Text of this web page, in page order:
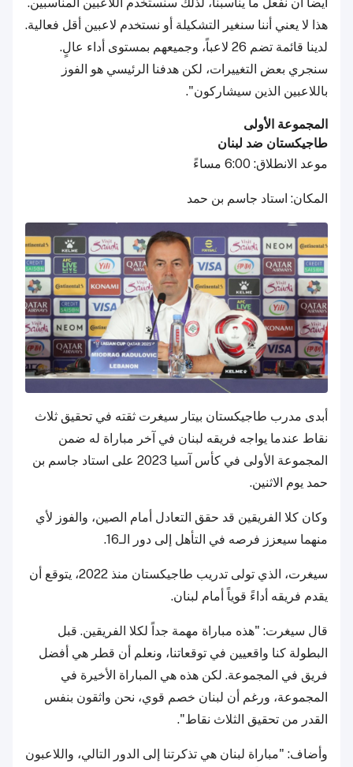
هذا لا يعني أننا سنغير التشكيلة أو نستخدم لاعبين أقل فعالية.
لدينا قائمة تضم 26 لاعباً، وجميعهم بمستوى أداء عالٍ.
سنجري بعض التغييرات، لكن هدفنا الرئيسي هو الفوز
باللاعبين الذين سيشاركون".
المجموعة الأولى
طاجيكستان ضد لبنان
موعد الانطلاق: 6:00 مساءً
المكان: استاد جاسم بن حمد
أبدى مدرب طاجيكستان بيتار سيغرت ثقته في تحقيق ثلاث
نقاط عندما يواجه فريقه لبنان في آخر مباراة له ضمن
المجموعة الأولى في كأس آسيا 2023 على استاد جاسم بن
حمد يوم الاثنين.
وكان كلا الفريقين قد حقق التعادل أمام الصين، والفوز لأي
منهما سيعزز فرصه في التأهل إلى دور الـ16.
سيغرت، الذي تولى تدريب طاجيكستان منذ 2022، يتوقع أن
يقدم فريقه أداءً قوياً أمام لبنان.
قال سيغرت: "هذه مباراة مهمة جداً لكلا الفريقين. قبل
البطولة كنا واقعيين في توقعاتنا، ونعلم أن قطر هي أفضل
فريق في المجموعة. لكن هذه هي المباراة الأخيرة في
المجموعة، ورغم أن لبنان خصم قوي، نحن واثقون بنفس
القدر من تحقيق الثلاث نقاط".
وأضاف: "مباراة لبنان هي تذكرتنا إلى الدور التالي، واللاعبون